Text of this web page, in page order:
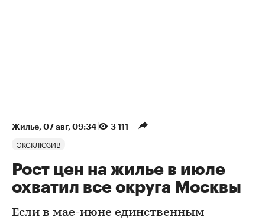
Жилье⁠, 07 авг, 09:34 3 111
ЭКСКЛЮЗИВ
Рост цен на жилье в июле
охватил все округа Москвы
Если в мае-июне единственным